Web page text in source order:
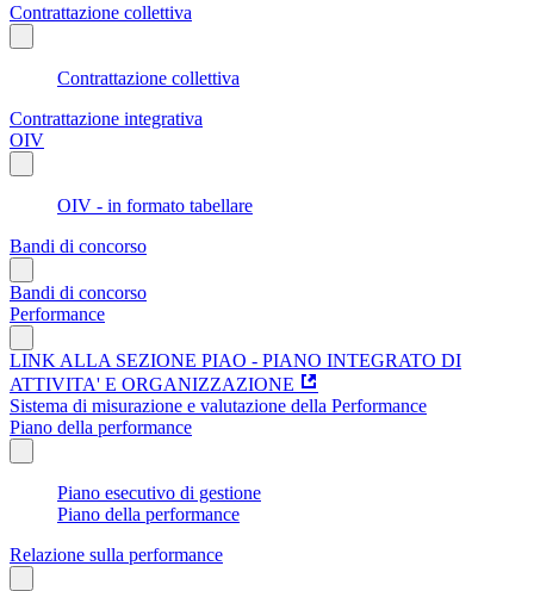
Contrattazione collettiva
Contrattazione collettiva
Contrattazione integrativa
OIV
OIV - in formato tabellare
Bandi di concorso
Bandi di concorso
Performance
LINK ALLA SEZIONE PIAO - PIANO INTEGRATO DI
ATTIVITA' E ORGANIZZAZIONE
Sistema di misurazione e valutazione della Performance
Piano della performance
Piano esecutivo di gestione
Piano della performance
Relazione sulla performance